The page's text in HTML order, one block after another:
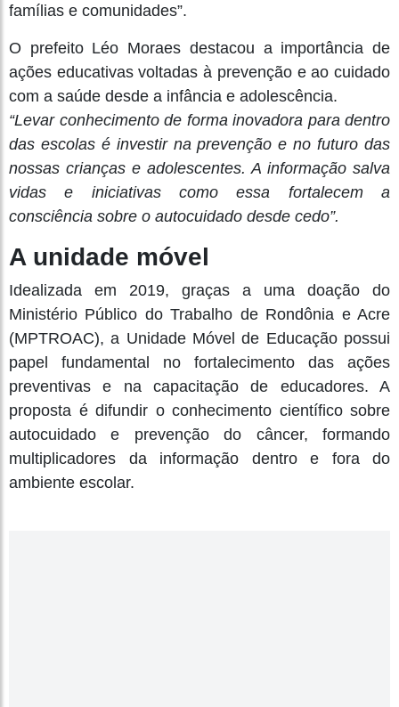
famílias e comunidades”.
O prefeito Léo Moraes destacou a importância de
ações educativas voltadas à prevenção e ao cuidado
com a saúde desde a infância e adolescência.
“Levar conhecimento de forma inovadora para dentro
das escolas é investir na prevenção e no futuro das
nossas crianças e adolescentes. A informação salva
vidas e iniciativas como essa fortalecem a
consciência sobre o autocuidado desde cedo”.
A unidade móvel
Idealizada em 2019, graças a uma doação do
Ministério Público do Trabalho de Rondônia e Acre
(MPTROAC), a Unidade Móvel de Educação possui
papel fundamental no fortalecimento das ações
preventivas e na capacitação de educadores. A
proposta é difundir o conhecimento científico sobre
autocuidado e prevenção do câncer, formando
multiplicadores da informação dentro e fora do
ambiente escolar.